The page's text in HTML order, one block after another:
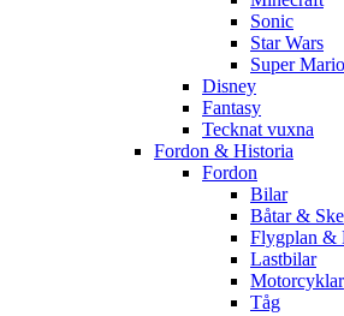
Sonic
Star Wars
Super Mario
Disney
Fantasy
Tecknat vuxna
Fordon & Historia
Fordon
Bilar
Båtar &
Flygplan &
Lastbilar
Motorcyklar
Tåg